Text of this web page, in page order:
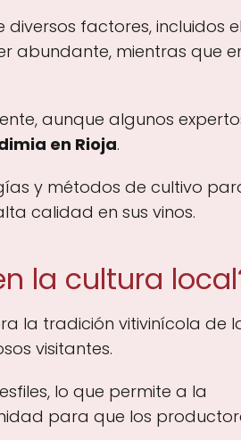
factores, incluidos el
abundante, mientras que
aunque algunos
en Rioja.
y métodos de cultivo
calidad en sus vinos.
la cultura
la tradición vitivinícola de
visitantes.
lo que permite a la
para que los